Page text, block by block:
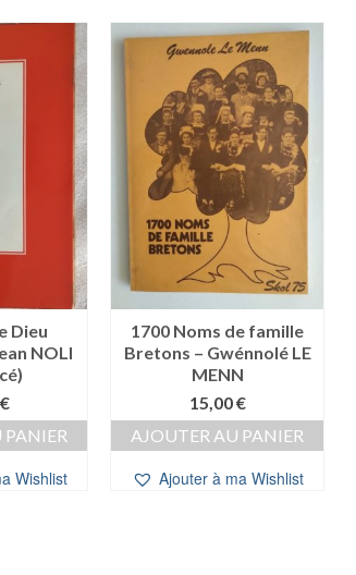
Dieu
NOLI
€
PANIER
Wishlist
1700 Noms de famille
Bretons – Gwénnolé LE
MENN
15,00€
AJOUTER AU PANIER
Ajouter à ma Wishlist